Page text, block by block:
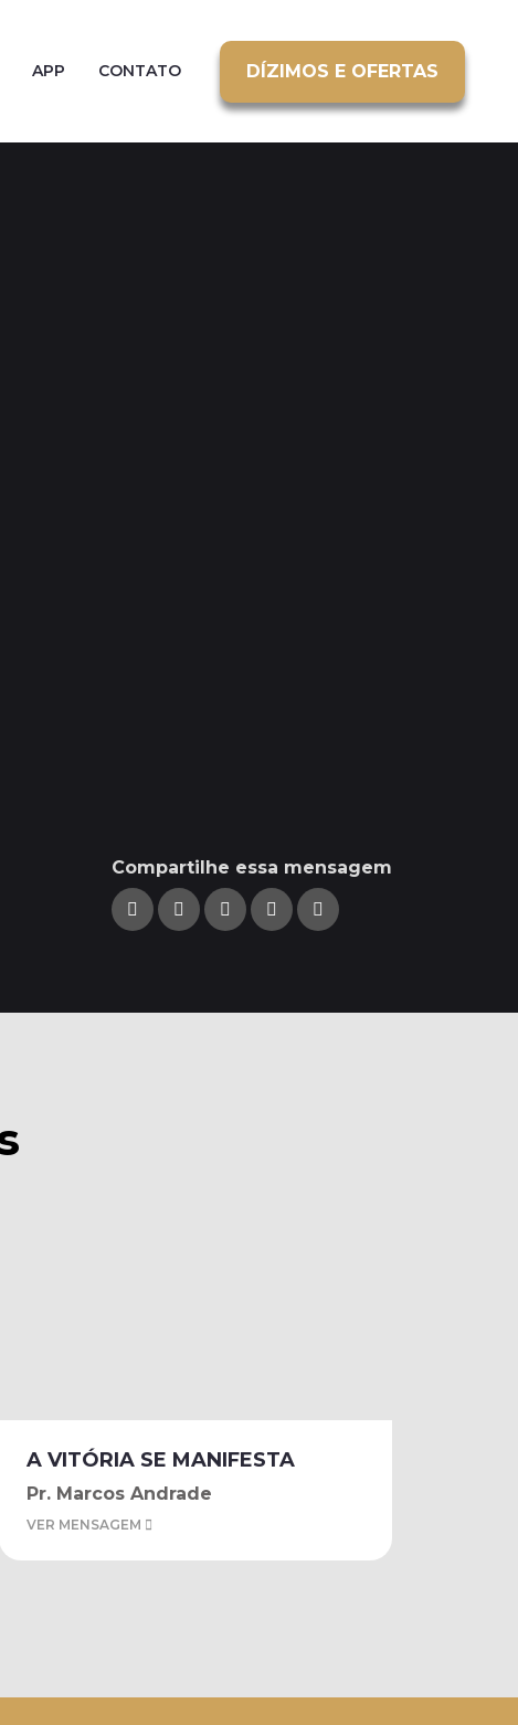
APP CONTATO DÍZIMOS E OFERTAS
Compartilhe essa mensagem
A VITÓRIA SE MANIFESTA
Pr. Marcos Andrade
VER MENSAGEM